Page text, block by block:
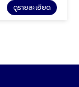
ดูรายละเอียด